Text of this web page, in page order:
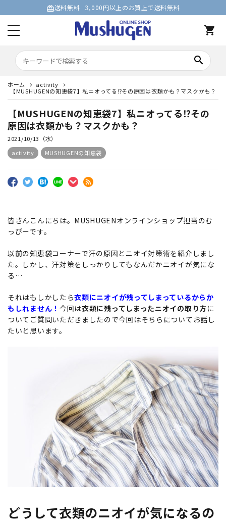
card_giftcard送料無料 3,000円以上のお買上で送料無料
shopping_cart
search
ホーム
activity
【MUSHUGENの知恵袋7】私ニオってる⁉その原因は衣類かも？マスクかも？
【MUSHUGENの知恵袋7】私ニオってる⁉その
原因は衣類かも？マスクかも？
2021/10/13（水）
activity
MUSHUGENの知恵袋
皆さんこんにちは。MUSHUGENオンラインショップ担当のむ
っぴーです。
以前の知恵袋コーナーで汗の原因とニオイ対策術を紹介しまし
た。しかし、汗対策をしっかりしてもなんだかニオイが気にな
る…
それはもしかしたら衣類にニオイが残ってしまっているからか
もしれません！ 今回は衣類に残ってしまったニオイの取り方に
ついてご質問いただきましたので今回はそちらについてお話し
たいと思います。
どうして衣類のニオイが気になるの